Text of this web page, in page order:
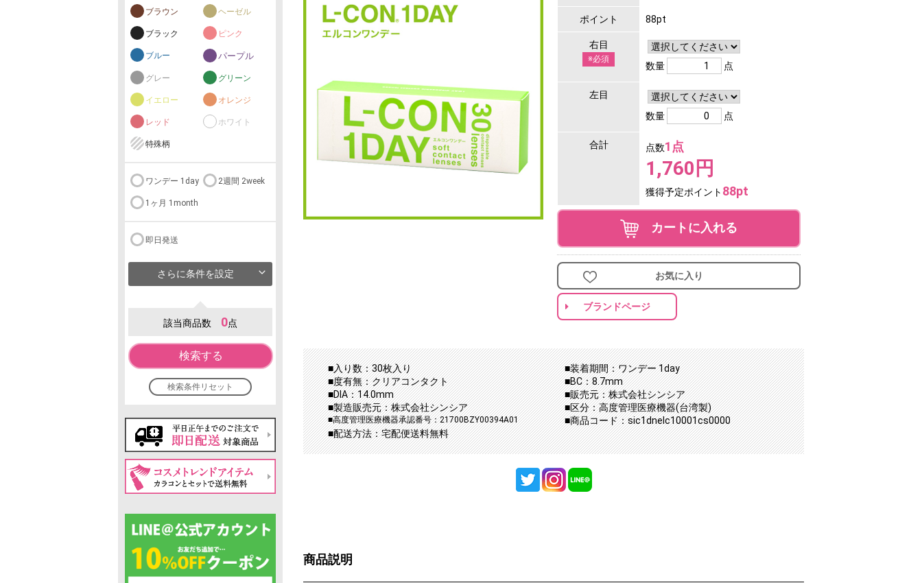
ブラウン ヘーゼル
ブラック ピンク
ブルー パープル
グレー グリーン
イエロー オレンジ
レッド ホワイト
特殊柄
ワンデー 1day 2週間 2week
1ヶ月 1month
即日発送
さらに条件を設定
該当商品数 0点
検索する
検索条件リセット
ポイント 88pt
右目
※必須
数量 点
左目
数量
点
合計 点数1点
1,760円
獲得予定ポイント 88pt
カートに入れる
お気に入り
ブランドページ
■入り数：30枚入り
■装着期間：ワンデー 1day
■度有無：クリアコンタクト
■BC：8.7mm
■DIA：14.0mm
■販売元：株式会社シンシア
■製造販売元：株式会社シンシア
■区分：高度管理医療機器(台湾製)
■高度管理医療機器承認番号：21700BZY00394A01
■商品コード：sic1dnelc10001cs0000
■配送方法：宅配便送料無料
商品説明